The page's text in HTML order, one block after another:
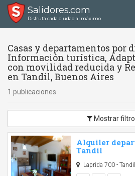
Salidores.com
Disfrutá cada ciudad al máximo
Casas y departamentos por
Información turística,
con movilidad reducida y
en Tandil, Buenos Aires
1 publicaciones
Mostrar
Alquiler
Tandil
Laprida 700 - Tandil